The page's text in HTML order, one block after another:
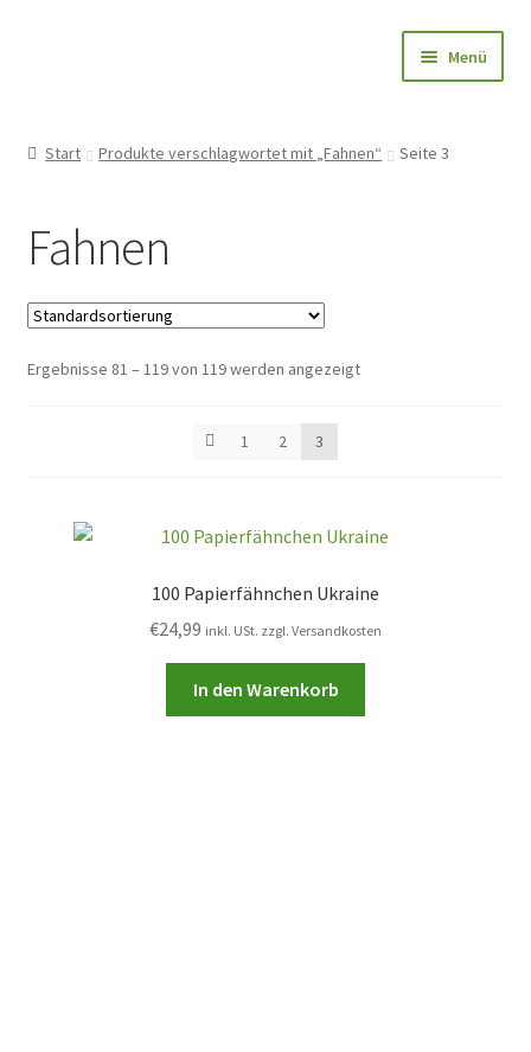
Menü
🌱 Holzstab
🌟 Bestseller
✅ Anfrage
Start Produkte verschlagwortet mit „Fahnen“ Seite 3
Fahnen
Ergebnisse 81 – 119 von 119 werden angezeigt
1 2 3
100 Papierfähnchen Ukraine
€24,99 inkl. USt. zzgl. Versandkosten
In den Warenkorb